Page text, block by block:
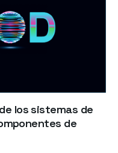
los sistemas de
de